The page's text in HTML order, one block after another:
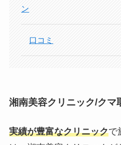
ン
口コミ
湘南美容クリニック/クマ
実績が豊富なクリニックで